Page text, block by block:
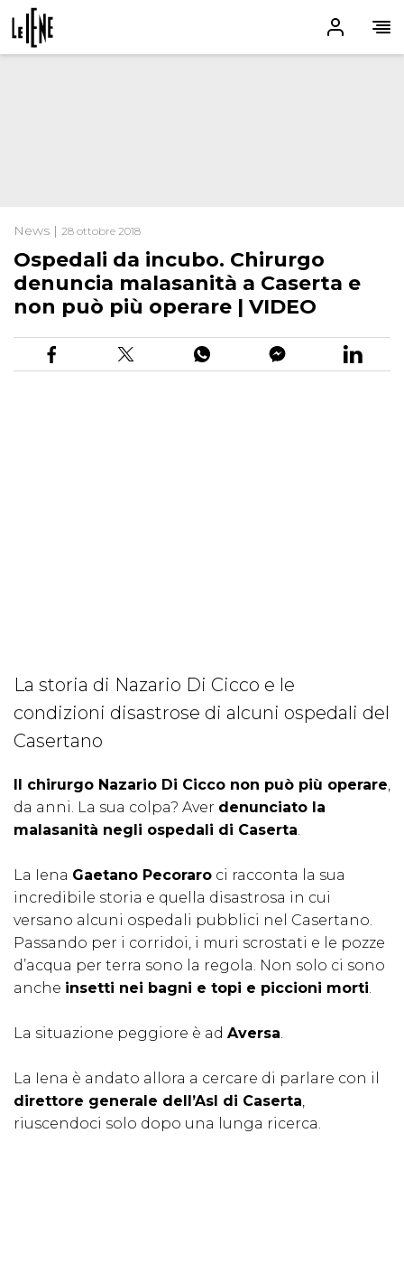
News | 28 ottobre 2018
Ospedali da incubo. Chirurgo
denuncia malasanità a Caserta e
non può più operare | VIDEO
La storia di Nazario Di Cicco e le
condizioni disastrose di alcuni ospedali del
Casertano
Il chirurgo Nazario Di Cicco non può più operare,
da anni. La sua colpa? Aver denunciato la
malasanità negli ospedali di Caserta.
La Iena Gaetano Pecoraro ci racconta la sua
incredibile storia e quella disastrosa in cui
versano alcuni ospedali pubblici nel Casertano.
Passando per i corridoi, i muri scrostati e le pozze
d’acqua per terra sono la regola. Non solo ci sono
anche insetti nei bagni e topi e piccioni morti.
La situazione peggiore è ad Aversa.
La Iena è andato allora a cercare di parlare con il
direttore generale dell’Asl di Caserta,
riuscendoci solo dopo una lunga ricerca.